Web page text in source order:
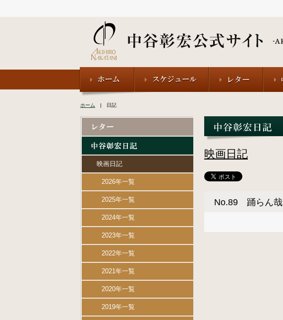
ホーム | 日記
映画日記
No.89 踊らん哉
映画日記
2026年一覧
2025年一覧
2024年一覧
2023年一覧
2022年一覧
2021年一覧
2020年一覧
2019年一覧